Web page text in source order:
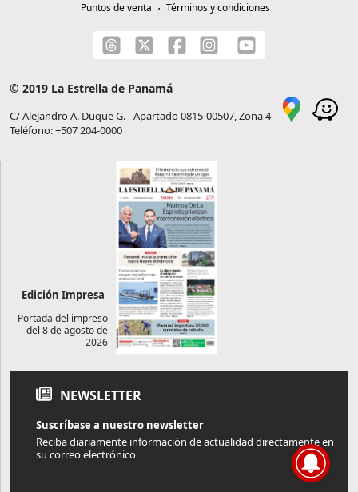
Puntos de venta
Términos y condiciones
© 2019 La Estrella de Panamá
C/ Alejandro A. Duque G. - Apartado 0815-00507, Zona 4
Teléfono: +507 204-0000
Edición Impresa
Portada del impreso
del 8 de agosto de
2026
NEWSLETTER
Suscríbase a nuestro newsletter
Reciba diariamente información de actualidad directamente en
su correo electrónico